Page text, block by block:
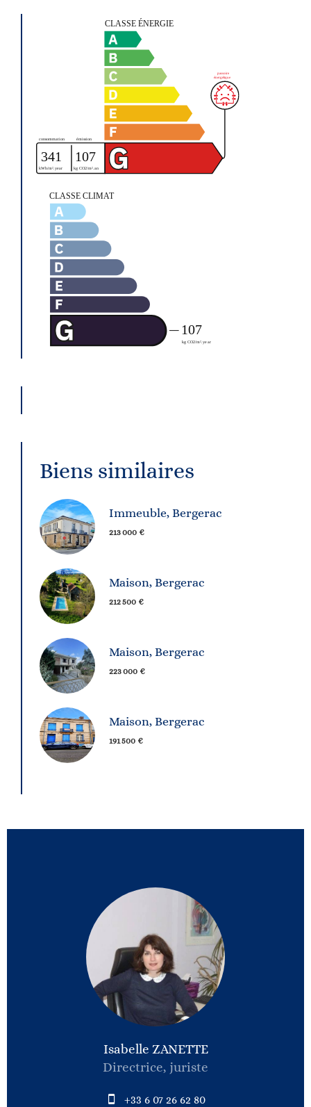
Biens similaires
Immeuble, Bergerac
213 000 €
Maison, Bergerac
212 500 €
Maison, Bergerac
223 000 €
Maison, Bergerac
191 500 €
Isabelle ZANETTE
Directrice, juriste
+33 6 07 26 62 80